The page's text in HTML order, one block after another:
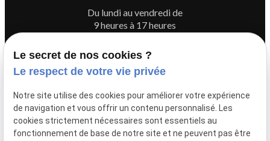
Du lundi au vendredi de
9 heures à 17 heures
Newletter
Inscrivez-vous à la newsletter du Cabinet ADVIS
Le secret de nos cookies ?
Le respect de votre vie privée
Notre site utilise des cookies pour améliorer votre expérience
de navigation et vous offrir un contenu personnalisé. Les
cookies strictement nécessaires sont essentiels au
fonctionnement de base de notre site et ne peuvent pas être